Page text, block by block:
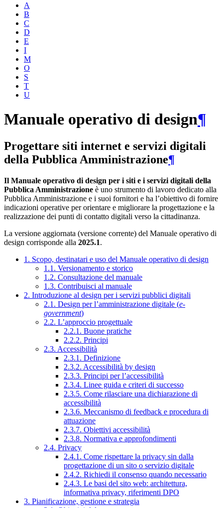
A
B
C
D
E
I
M
O
S
T
U
Manuale operativo di design¶
Progettare siti internet e servizi digitali
della Pubblica Amministrazione¶
Il Manuale operativo di design per i siti e i servizi digitali della
Pubblica Amministrazione è uno strumento di lavoro dedicato alla
Pubblica Amministrazione e i suoi fornitori e ha l’obiettivo di fornire
indicazioni operative per orientare e migliorare la progettazione e la
realizzazione dei punti di contatto digitali verso la cittadinanza.
La versione aggiornata (versione corrente) del Manuale operativo di
design corrisponde alla 2025.1.
1. Scopo, destinatari e uso del Manuale operativo di design
1.1. Versionamento e storico
1.2. Consultazione del manuale
1.3. Contribuisci al manuale
2. Introduzione al design per i servizi pubblici digitali
2.1. Design per l’amministrazione digitale (e-
government)
2.2. L’approccio progettuale
2.2.1. Buone pratiche
2.2.2. Principi
2.3. Accessibilità
2.3.1. Definizione
2.3.2. Accessibilità by design
2.3.3. Principi per l’accessibilità
2.3.4. Linee guida e criteri di successo
2.3.5. Come rilasciare una dichiarazione di
accessibilità
2.3.6. Meccanismo di feedback e procedura di
attuazione
2.3.7. Obiettivi accessibilità
2.3.8. Normativa e approfondimenti
2.4. Privacy
2.4.1. Come rispettare la privacy sin dalla
progettazione di un sito o servizio digitale
2.4.2. Richiedi il consenso quando necessario
2.4.3. Le basi del sito web: architettura,
informativa privacy, riferimenti DPO
3. Pianificazione, gestione e strategia